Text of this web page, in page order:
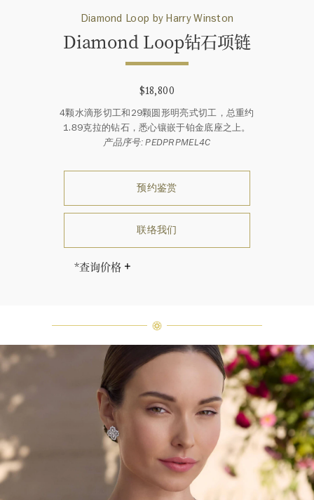
Diamond Loop by Harry Winston
Diamond Loop钻石项链
$18,800
4颗水滴形切工和29颗圆形明亮式切工，总重约
1.89克拉的钻石，悉心镶嵌于铂金底座之上。
产品序号: PEDPRPMEL4C
预约鉴赏
联络我们
*查询价格
宝石皆与众不同而采用独特镶嵌方
式，重量和宝石的等级亦不尽相同。
如有疑问，敬请咨询客户服务。